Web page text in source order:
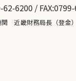
62-6200 /
関 近畿財務局長（登金